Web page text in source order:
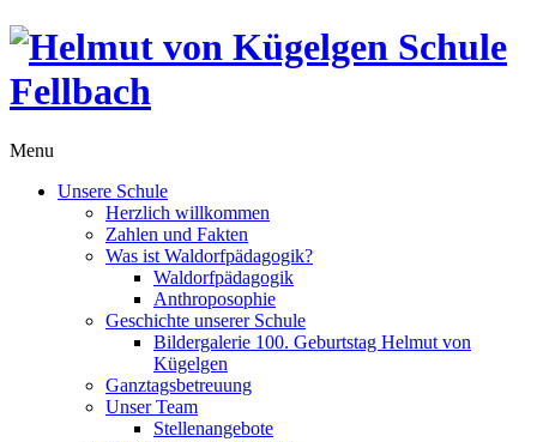
Menu
Unsere Schule
Herzlich willkommen
Zahlen und Fakten
Was ist Waldorfpädagogik?
Waldorfpädagogik
Anthroposophie
Geschichte unserer Schule
Bildergalerie 100. Geburtstag Helmut von
Kügelgen
Ganztagsbetreuung
Unser Team
Stellenangebote